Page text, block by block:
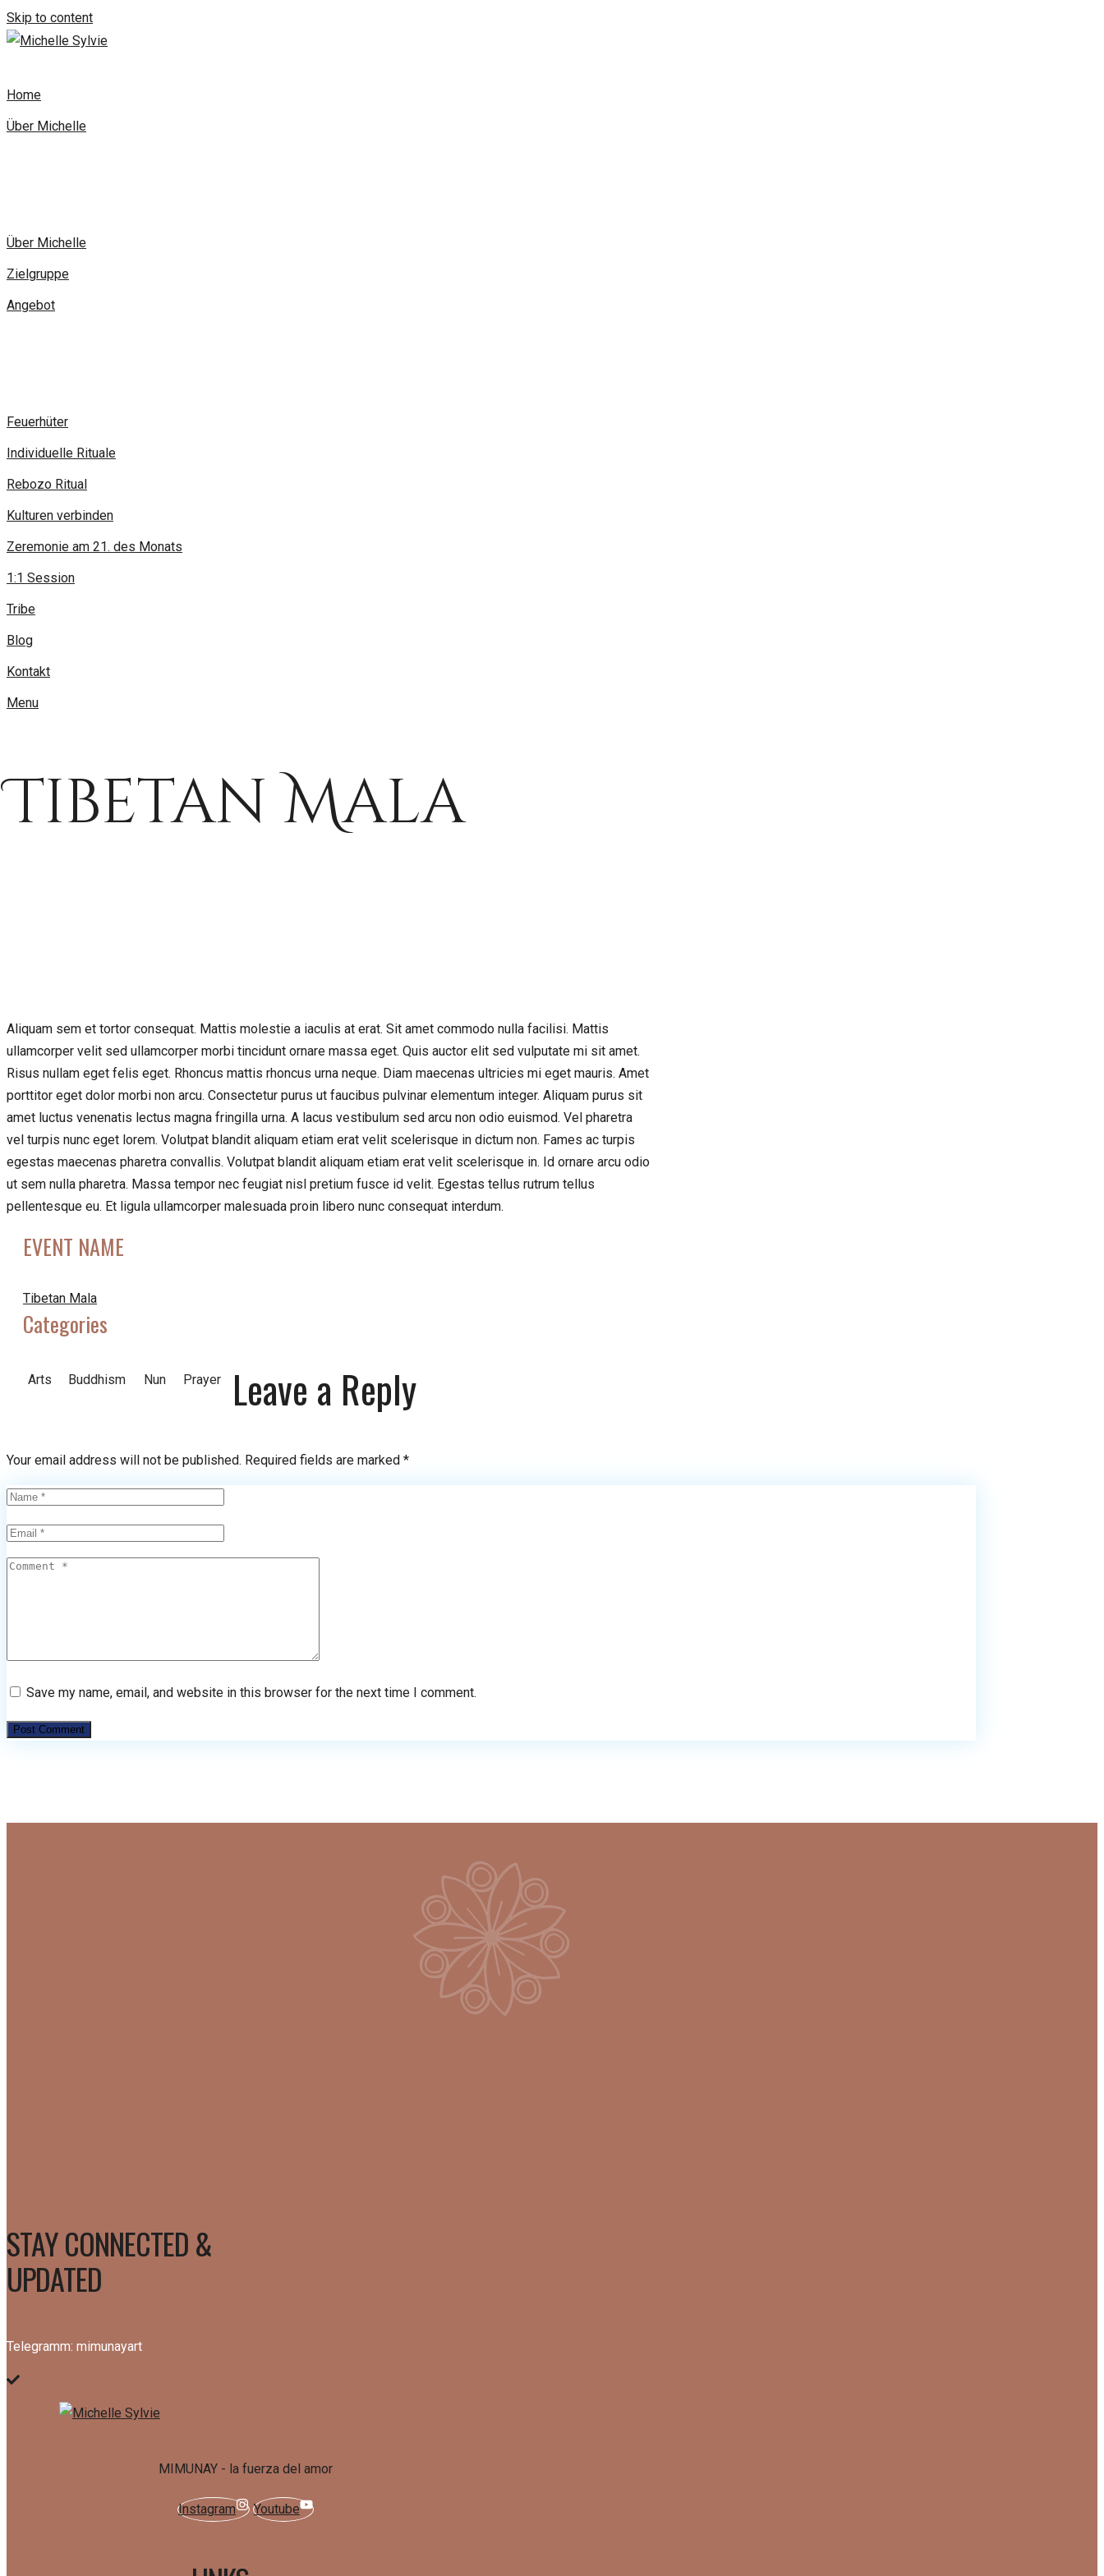
Skip to content
Home
Über Michelle
Über Michelle
Zielgruppe
Angebot
Feuerhüter
Individuelle Rituale
Rebozo Ritual
Kulturen verbinden
Zeremonie am 21. des Monats
1:1 Session
Tribe
Blog
Kontakt
Menu
Tibetan Mala
Aliquam sem et tortor consequat. Mattis molestie a iaculis at erat. Sit amet commodo nulla facilisi. Mattis
ullamcorper velit sed ullamcorper morbi tincidunt ornare massa eget. Quis auctor elit sed vulputate mi sit amet.
Risus nullam eget felis eget. Rhoncus mattis rhoncus urna neque. Diam maecenas ultricies mi eget mauris. Amet
porttitor eget dolor morbi non arcu. Consectetur purus ut faucibus pulvinar elementum integer. Aliquam purus sit
amet luctus venenatis lectus magna fringilla urna. A lacus vestibulum sed arcu non odio euismod. Vel pharetra
vel turpis nunc eget lorem. Volutpat blandit aliquam etiam erat velit scelerisque in dictum non. Fames ac turpis
egestas maecenas pharetra convallis. Volutpat blandit aliquam etiam erat velit scelerisque in. Id ornare arcu odio
ut sem nulla pharetra. Massa tempor nec feugiat nisl pretium fusce id velit. Egestas tellus rutrum tellus
pellentesque eu. Et ligula ullamcorper malesuada proin libero nunc consequat interdum.
EVENT NAME
Tibetan Mala
Categories
Arts Buddhism Nun Prayer Leave a Reply
Your email address will not be published. Required fields are marked *
Save my name, email, and website in this browser for the next time I comment.
STAY CONNECTED &
UPDATED
Telegramm: mimunayart
MIMUNAY - la fuerza del amor
Instagram Youtube